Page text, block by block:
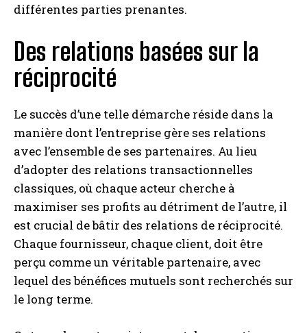
différentes parties prenantes.
Des relations basées sur la
réciprocité
Le succès d’une telle démarche réside dans la
manière dont l’entreprise gère ses relations
avec l’ensemble de ses partenaires. Au lieu
d’adopter des relations transactionnelles
classiques, où chaque acteur cherche à
maximiser ses profits au détriment de l’autre, il
est crucial de bâtir des relations de réciprocité.
Chaque fournisseur, chaque client, doit être
perçu comme un véritable partenaire, avec
lequel des bénéfices mutuels sont recherchés sur
le long terme.